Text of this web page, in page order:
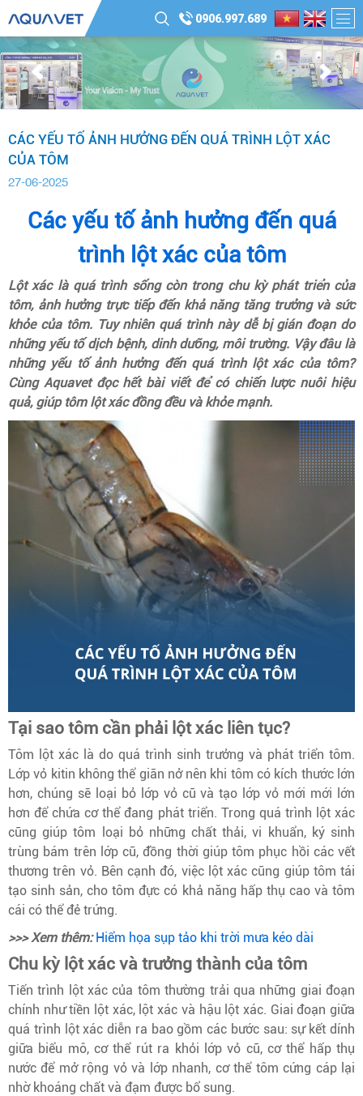
0906.997.689
CÁC YẾU TỐ ẢNH HƯỞNG ĐẾN QUÁ TRÌNH LỘT XÁC
CỦA TÔM
27-06-2025
Các yếu tố ảnh hưởng đến quá
trình lột xác của tôm
Lột xác là quá trình sống còn trong chu kỳ phát triển của
tôm, ảnh hưởng trực tiếp đến khả năng tăng trưởng và sức
khỏe của tôm. Tuy nhiên quá trình này dễ bị gián đoạn do
những yếu tố dịch bệnh, dinh dưỡng, môi trường. Vậy đâu là
những yếu tố ảnh hưởng đến quá trình lột xác của tôm?
Cùng Aquavet đọc hết bài viết để có chiến lược nuôi hiệu
quả, giúp tôm lột xác đồng đều và khỏe mạnh.
Tại sao tôm cần phải lột xác liên tục?
Tôm lột xác là do quá trình sinh trưởng và phát triển tôm.
Lớp vỏ kitin không thể giãn nở nên khi tôm có kích thước lớn
hơn, chúng sẽ loại bỏ lớp vỏ cũ và tạo lớp vỏ mới mới lớn
hơn để chứa cơ thể đang phát triển. Trong quá trình lột xác
cũng giúp tôm loại bỏ những chất thải, vi khuẩn, ký sinh
trùng bám trên lớp cũ, đồng thời giúp tôm phục hồi các vết
thương trên vỏ. Bên cạnh đó, việc lột xác cũng giúp tôm tái
tạo sinh sản, cho tôm đực có khả năng hấp thụ cao và tôm
cái có thể đẻ trứng.
>>> Xem thêm: Hiểm họa sụp tảo khi trời mưa kéo dài
Chu kỳ lột xác và trưởng thành của tôm
Tiến trình lột xác của tôm thường trải qua những giai đoạn
chính như tiền lột xác, lột xác và hậu lột xác. Giai đoạn giữa
quá trình lột xác diễn ra bao gồm các bước sau: sự kết dính
giữa biểu mô, cơ thể rút ra khỏi lớp vỏ cũ, cơ thể hấp thụ
nước để mở rộng vỏ và lớp nhanh, cơ thể tôm cứng cáp lại
nhờ khoáng chất và đạm được bổ sung.